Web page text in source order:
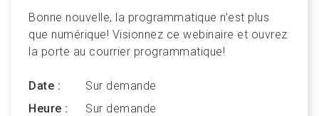
Bonne nouvelle, la programmatique n’est plus
que numérique! Visionnez ce webinaire et ouvrez
la porte au courrier programmatique!
Date :
Sur demande
Heure :
Sur demande